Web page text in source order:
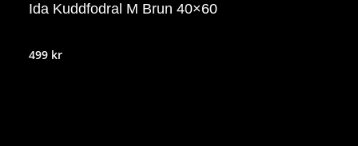
Ida Kuddfodral M Brun 40×60
499 kr